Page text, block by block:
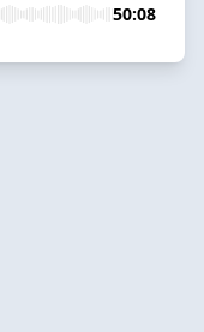
50:08